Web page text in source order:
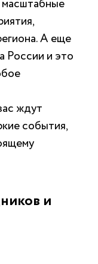
масштабные
А еще
России и это
ждут
события,
и